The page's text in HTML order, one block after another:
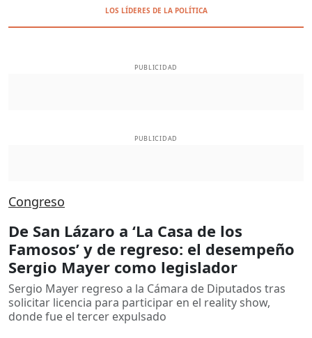
LOS LÍDERES DE LA POLÍTICA
PUBLICIDAD
PUBLICIDAD
Congreso
De San Lázaro a ‘La Casa de los
Famosos’ y de regreso: el desempeño
Sergio Mayer como legislador
Sergio Mayer regreso a la Cámara de Diputados tras
solicitar licencia para participar en el reality show,
donde fue el tercer expulsado